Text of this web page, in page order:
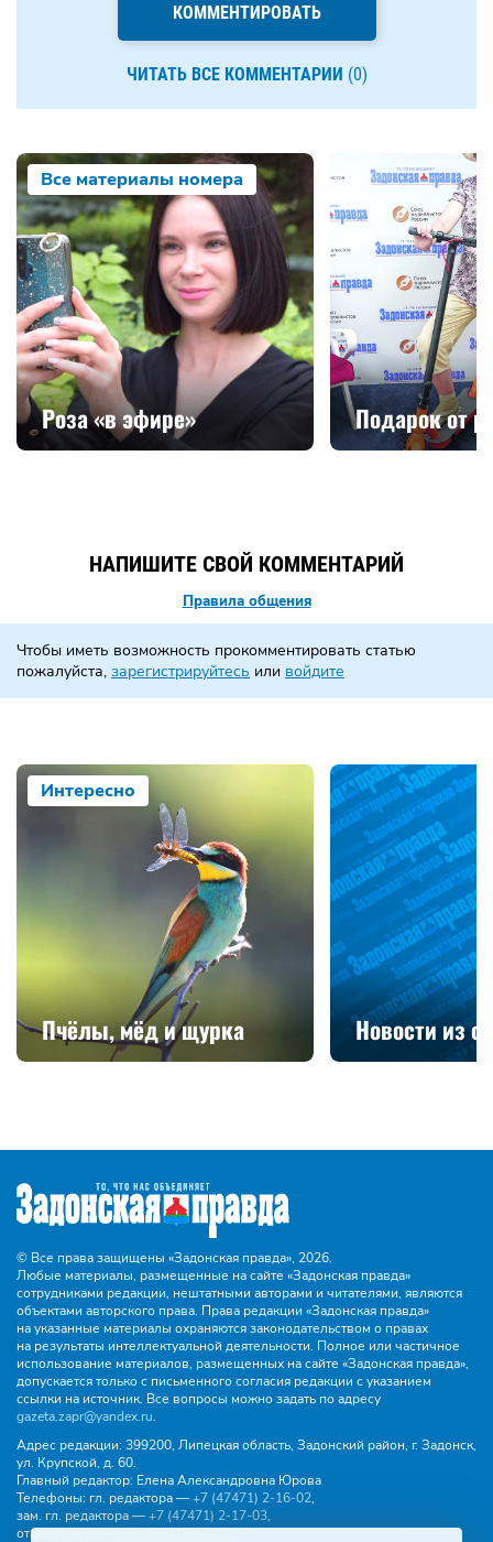
КОММЕНТИРОВАТЬ
ЧИТАТЬ ВСЕ КОММЕНТАРИИ (0)
Все материалы номера
Роза «в эфире» Подарок от
НАПИШИТЕ СВОЙ КОММЕНТАРИЙ
Правила общения
Чтобы иметь возможность прокомментировать статью
пожалуйста, зарегистрируйтесь или войдите
Интересно
Пчёлы, мёд и щурка Новости из
© Все права защищены «Задонская правда», 2026.
Любые материалы, размещенные на сайте «Задонская правда»
сотрудниками редакции, нештатными авторами и читателями, являются
объектами авторского права. Права редакции «Задонская правда»
на указанные материалы охраняются законодательством о правах
на результаты интеллектуальной деятельности. Полное или частичное
использование материалов, размещенных на сайте «Задонская правда»,
допускается только с письменного согласия редакции с указанием
ссылки на источник. Все вопросы можно задать по адресу
gazeta.zapr@yandex.ru.
Адрес редакции: 399200, Липецкая область, Задонский район, г. Задонск,
ул. Крупской, д. 60.
Главный редактор: Елена Александровна Юрова
Телефоны: гл. редактора —+7 (47471) 2‑16‑02,
зам. гл. редактора —+7 (47471) 2‑17‑03,
отдела писем —+7 (47471) 2‑11‑95.